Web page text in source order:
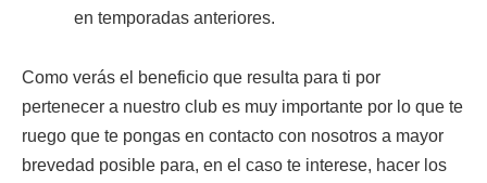
en temporadas anteriores.
Como verás el beneficio que resulta para ti por
pertenecer a nuestro club es muy importante por lo que te
ruego que te pongas en contacto con nosotros a mayor
brevedad posible para, en el caso te interese, hacer los